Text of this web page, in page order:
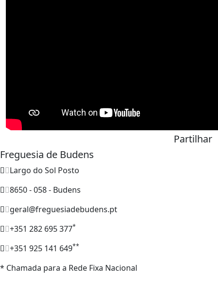
Partilhar
Freguesia de Budens
Largo do Sol Posto
8650 - 058 - Budens
geral@freguesiadebudens.pt
+351 282 695 377*
+351 925 141 649**
* Chamada para a Rede Fixa Nacional